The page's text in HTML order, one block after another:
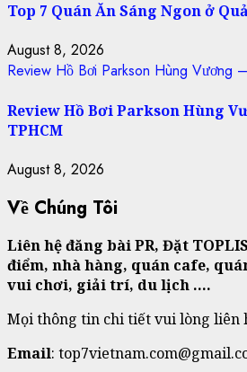
Top 7 Quán Ăn Sáng Ngon ở
August 8, 2026
Review Hồ Bơi Parkson Hùng Vương
Review Hồ Bơi Parkson Hùng
TPHCM
August 8, 2026
Về Chúng Tôi
Liên hệ đăng bài PR, Đặt
điểm, nhà hàng, quán cafe,
vui chơi, giải trí, du lịch ….
Mọi thông tin chi tiết vui lòng liên
Email: